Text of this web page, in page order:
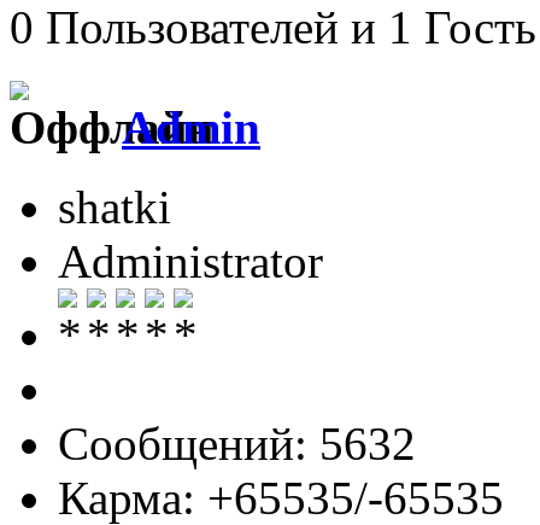
0 Пользователей и 1
Admin
shatki
Administrator
Сообщений: 5632
Карма: +65535/-65535